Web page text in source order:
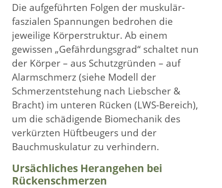
Die aufgeführten Folgen der muskulär-
faszialen Spannungen bedrohen die
jeweilige Körperstruktur. Ab einem
gewissen „Gefährdungsgrad“ schaltet nun
der Körper – aus Schutzgründen – auf
Alarmschmerz (siehe Modell der
Schmerzentstehung nach Liebscher &
Bracht) im unteren Rücken (LWS-Bereich),
um die schädigende Biomechanik des
verkürzten Hüftbeugers und der
Bauchmuskulatur zu verhindern.
Ursächliches Herangehen bei
Rückenschmerzen